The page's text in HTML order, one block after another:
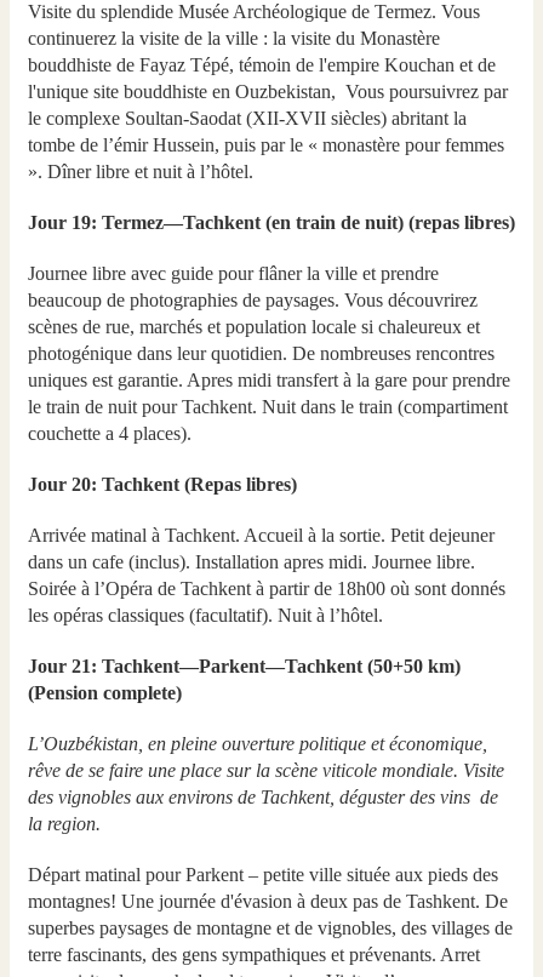
Visite du splendide Musée Archéologique de Termez. Vous
continuerez la visite de la ville : la visite du Monastère
bouddhiste de Fayaz Tépé, témoin de l'empire Kouchan et de
l'unique site bouddhiste en Ouzbekistan, Vous poursuivrez par
le complexe Soultan-Saodat (XII-XVII siècles) abritant la
tombe de l’émir Hussein, puis par le « monastère pour femmes
». Dîner libre et nuit à l’hôtel.
Jour 19: Termez—Tachkent (en train de nuit) (repas libres)
Journee libre avec guide pour flâner la ville et prendre
beaucoup de photographies de paysages. Vous découvrirez
scènes de rue, marchés et population locale si chaleureux et
photogénique dans leur quotidien. De nombreuses rencontres
uniques est garantie. Apres midi transfert à la gare pour prendre
le train de nuit pour Tachkent. Nuit dans le train (compartiment
couchette a 4 places).
Jour 20: Tachkent (Repas libres)
Arrivée matinal à Tachkent. Accueil à la sortie. Petit dejeuner
dans un cafe (inclus). Installation apres midi. Journee libre.
Soirée à l’Opéra de Tachkent à partir de 18h00 où sont donnés
les opéras classiques (facultatif). Nuit à l’hôtel.
Jour 21: Tachkent—Parkent—Tachkent (50+50 km)
(Pension complete)
L’Ouzbékistan, en pleine ouverture politique et économique,
rêve de se faire une place sur la scène viticole mondiale. Visite
des vignobles aux environs de Tachkent, déguster des vins de
la region.
Départ matinal pour Parkent – petite ville située aux pieds des
montagnes! Une journée d'évasion à deux pas de Tashkent. De
superbes paysages de montagne et de vignobles, des villages de
terre fascinants, des gens sympathiques et prévenants. Arret